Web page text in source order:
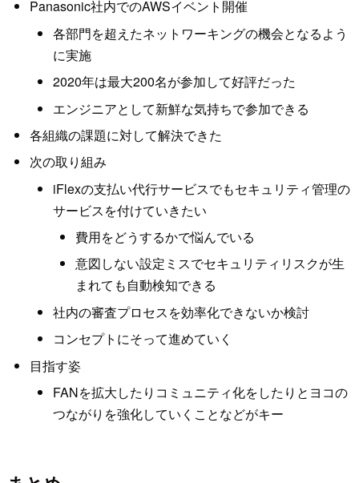
Panasonic社内でのAWSイベント開催
各部門を超えたネットワーキングの機会となるよう
に実施
2020年は最大200名が参加して好評だった
エンジニアとして新鮮な気持ちで参加できる
各組織の課題に対して解決できた
次の取り組み
iFlexの支払い代行サービスでもセキュリティ管理の
サービスを付けていきたい
費用をどうするかで悩んでいる
意図しない設定ミスでセキュリティリスクが生
まれても自動検知できる
社内の審査プロセスを効率化できないか検討
コンセプトにそって進めていく
目指す姿
FANを拡大したりコミュニティ化をしたりとヨコの
つながりを強化していくことなどがキー